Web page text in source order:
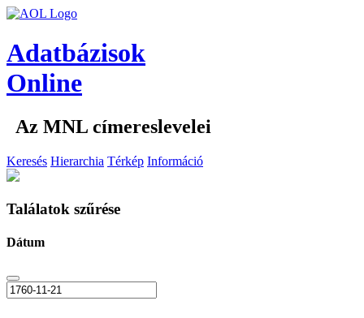
Adatbázisok
Online
Az MNL címereslevelei
Keresés Hierarchia Térkép Információ
Találatok szűrése
Dátum